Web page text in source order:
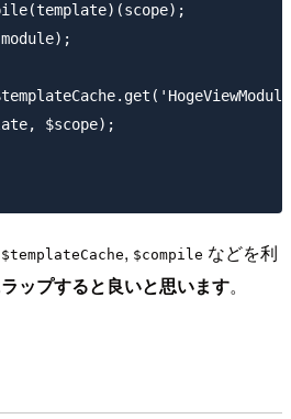
$scope);
$templateCache, $compile などを利
ップすると良いと思います。